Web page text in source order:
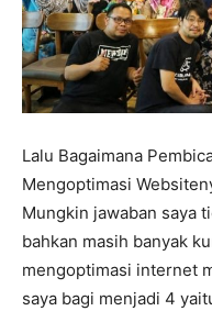
Lalu Bagaimana
Mengoptimasi
Mungkin jawaban saya
bahkan masih banyak
mengoptimasi internet
saya bagi menjadi 4